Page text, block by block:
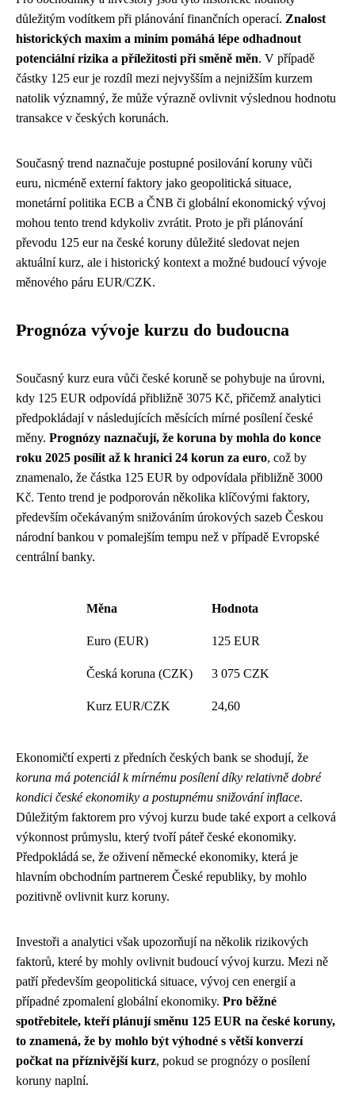
důležitým vodítkem při plánování finančních operací. Znalost
historických maxim a minim pomáhá lépe odhadnout
potenciální rizika a příležitosti při směně měn. V případě
částky 125 eur je rozdíl mezi nejvyšším a nejnižším kurzem
natolik významný, že může výrazně ovlivnit výslednou hodnotu
transakce v českých korunách.
Současný trend naznačuje postupné posilování koruny vůči
euru, nicméně externí faktory jako geopolitická situace,
monetární politika ECB a ČNB či globální ekonomický vývoj
mohou tento trend kdykoliv zvrátit. Proto je při plánování
převodu 125 eur na české koruny důležité sledovat nejen
aktuální kurz, ale i historický kontext a možné budoucí vývoje
měnového páru EUR/CZK.
Prognóza vývoje kurzu do budoucna
Současný kurz eura vůči české koruně se pohybuje na úrovni,
kdy 125 EUR odpovídá přibližně 3075 Kč, přičemž analytici
předpokládají v následujících měsících mírné posílení české
měny. Prognózy naznačují, že koruna by mohla do konce
roku 2025 posílit až k hranici 24 korun za euro, což by
znamenalo, že částka 125 EUR by odpovídala přibližně 3000
Kč. Tento trend je podporován několika klíčovými faktory,
především očekávaným snižováním úrokových sazeb Českou
národní bankou v pomalejším tempu než v případě Evropské
centrální banky.
Měna Hodnota
Euro (EUR) 125 EUR
Česká koruna (CZK) 3 075 CZK
Kurz EUR/CZK 24,60
Ekonomičtí experti z předních českých bank se shodují, že
koruna má potenciál k mírnému posílení díky relativně dobré
kondici české ekonomiky a postupnému snižování inflace.
Důležitým faktorem pro vývoj kurzu bude také export a celková
výkonnost průmyslu, který tvoří páteř české ekonomiky.
Předpokládá se, že oživení německé ekonomiky, která je
hlavním obchodním partnerem České republiky, by mohlo
pozitivně ovlivnit kurz koruny.
Investoři a analytici však upozorňují na několik rizikových
faktorů, které by mohly ovlivnit budoucí vývoj kurzu. Mezi ně
patří především geopolitická situace, vývoj cen energií a
případné zpomalení globální ekonomiky. Pro běžné
spotřebitele, kteří plánují směnu 125 EUR na české koruny,
to znamená, že by mohlo být výhodné s větší konverzí
počkat na příznivější kurz, pokud se prognózy o posílení
koruny naplní.